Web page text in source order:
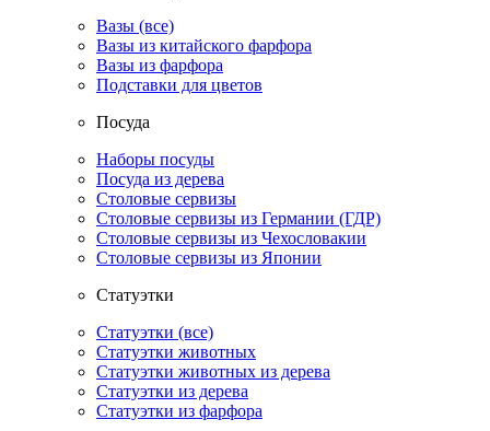
Вазы (все)
Вазы из китайского фарфора
Вазы из фарфора
Подставки для цветов
Посуда
Наборы посуды
Посуда из дерева
Столовые сервизы
Столовые сервизы из Германии (ГДР)
Столовые сервизы из Чехословакии
Столовые сервизы из Японии
Статуэтки
Статуэтки (все)
Статуэтки животных
Статуэтки животных из дерева
Статуэтки из дерева
Статуэтки из фарфора